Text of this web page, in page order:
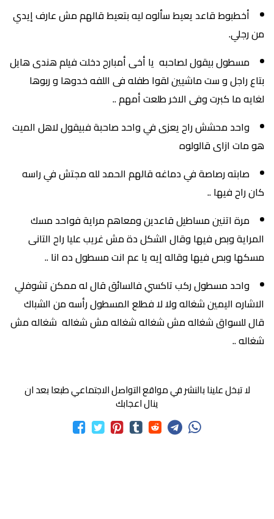
أخطبوط قاعد يعيط سألوه ليه بتعيط قالهم مش عارف إيدي
من رجلي.
مسطول بيقول لصاحبه يا أخى أمبارح دخلت فيلم هندى هايل
بتاع راجل و ست ماشيين لقوا طفله فى اللفه خدوها و ربوها
لغايه ما كبرت وفى الاخر طلعت أمهم ..
واحد محشش راح يعزى في واحد صاحبة فبيقول لاهل الميت
هو مات ازاى قالولوه
صابته رصاصة في دماغه قالهم الحمد لله مجتش في راسه
كان راح فيها ..
مرة اتنين مساطيل قاعدين ومعاهم مراية فواحد مسك
المراية وبص فيها وقال الشكل دة مش غريب عليا راح التانى
مسكها وبص فيها وقاله إيه يا عم انت مسطول ده انا ..
واحد مسطول ركب تاكسي فالسائق قال له ممكن تشوفلي
الاشاره اليمين شغاله ولا لا فطلع المسطول رأسه من الشباك
قال للسواق شغاله مش شغاله شغاله مش شغاله شغاله مش
شغاله ..
لا تبخل علينا بالنشر في مواقع التواصل الاجتماعي طبعا بعد ان
ينال اعجابك